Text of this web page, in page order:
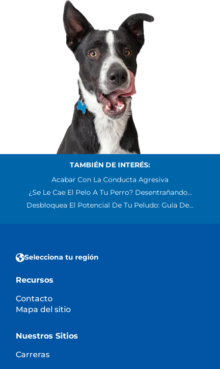
TAMBIÉN DE INTERÉS:
Acabar Con La Conducta Agresiva
¿Se Le Cae El Pelo A Tu Perro? Desentrañando...
Desbloquea El Potencial De Tu Peludo: Guía De...
Selecciona tu región
Recursos
Contacto
Mapa del sitio
Nuestros Sitios
Carreras